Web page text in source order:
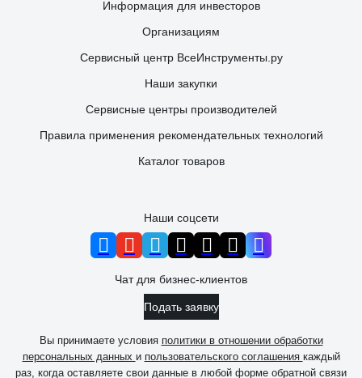
Информация для инвесторов
Организациям
Сервисный центр ВсеИнструменты.ру
Наши закупки
Сервисные центры производителей
Правила применения рекомендательных технологий
Каталог товаров
Наши соцсети
Чат для бизнес-клиентов
Подать заявку
Вы принимаете условия политики в отношении обработки
персональных данных и пользовательского соглашения каждый
раз, когда оставляете свои данные в любой форме обратной связи